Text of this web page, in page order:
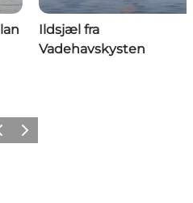
Ildsjæl fra
Vadehavskysten
Næste